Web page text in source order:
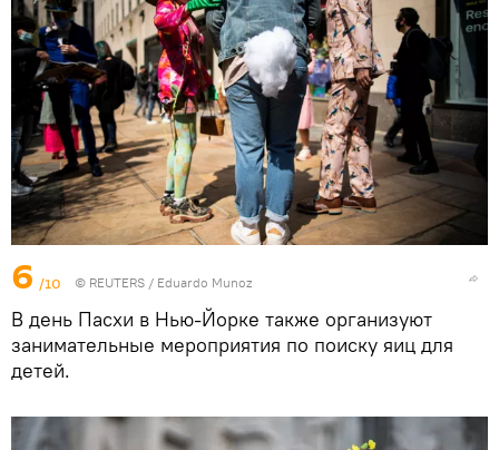
6 /10 © REUTERS / Eduardo Munoz
В день Пасхи в Нью-Йорке также организуют
занимательные мероприятия по поиску яиц для
детей.